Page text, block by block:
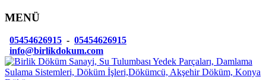
MENÜ
05454626915 - 05454626915
info@birlikdokum.com